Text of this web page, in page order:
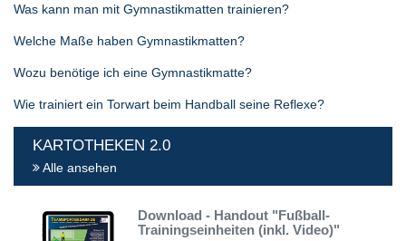
Was kann man mit Gymnastikmatten trainieren?
Welche Maße haben Gymnastikmatten?
Wozu benötige ich eine Gymnastikmatte?
Wie trainiert ein Torwart beim Handball seine Reflexe?
KARTOTHEKEN 2.0
Alle ansehen
Download - Handout "Fußball-
Trainingseinheiten (inkl. Video)"